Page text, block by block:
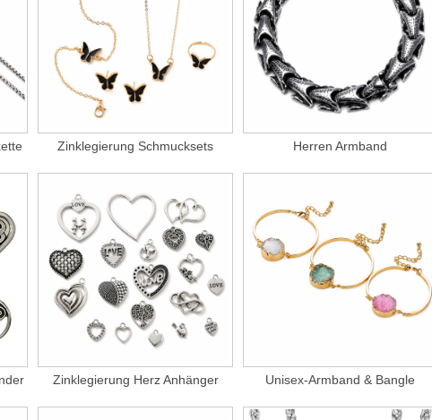
Zinklegierung Schmucksets Herren Armband
Zinklegierung Herz Anhänger Unisex-Armband & Bangle